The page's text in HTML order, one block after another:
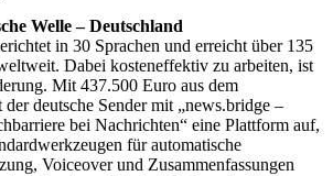
Welle ‒ Deutschland
in 30 Sprachen und erreicht über 135
Dabei kosteneffektiv zu arbeiten, ist
Mit 437.500 Euro aus dem
deutsche Sender mit „news.bridge ‒
bei Nachrichten“ eine Plattform auf,
für automatische
Voiceover und Zusammenfassungen